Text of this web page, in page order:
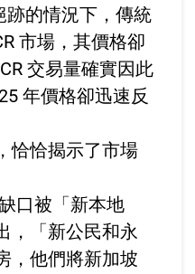
跡的情況下，傳統
市場，其價格卻
交易量確實因此
年價格卻迅速反
恰恰揭示了市場
口被「新本地
，「新公民和永
，他們將新加坡